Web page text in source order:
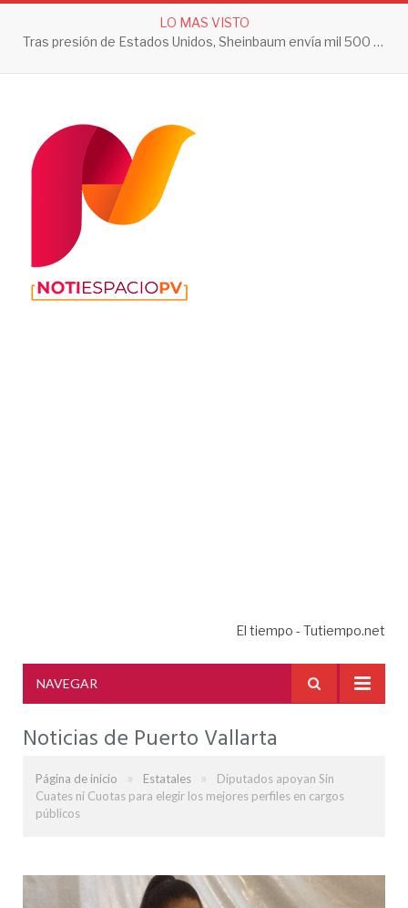
LO MAS VISTO
Tras presión de Estados Unidos, Sheinbaum envía mil 500 soldados a Michoacán
El tiempo - Tutiempo.net
NAVEGAR
Noticias de Puerto Vallarta
Página de inicio » Estatales »
Diputados apoyan Sin
Cuates ni Cuotas para elegir los mejores perfiles en cargos
públicos